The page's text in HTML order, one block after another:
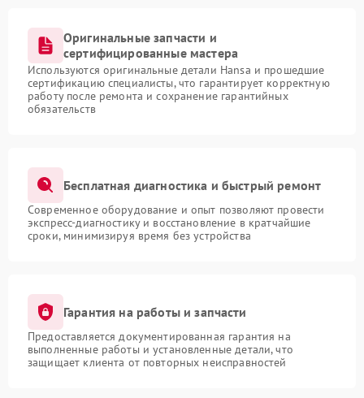
Оригинальные запчасти и
сертифицированные мастера
Используются оригинальные детали Hansa и прошедшие
сертификацию специалисты, что гарантирует корректную
работу после ремонта и сохранение гарантийных
обязательств
Бесплатная диагностика и быстрый ремонт
Современное оборудование и опыт позволяют провести
экспресс-диагностику и восстановление в кратчайшие
сроки, минимизируя время без устройства
Гарантия на работы и запчасти
Предоставляется документированная гарантия на
выполненные работы и установленные детали, что
защищает клиента от повторных неисправностей